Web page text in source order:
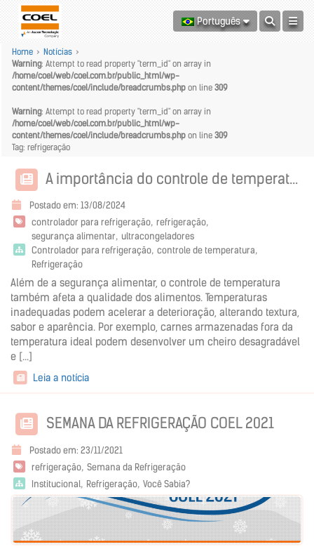
Português
Home > Notícias >
Warning: Attempt to read property "term_id" on array in
/home/coel/web/coel.com.br/public_html/wp-
content/themes/coel/include/breadcrumbs.php on line 309
Warning: Attempt to read property "term_id" on array in
/home/coel/web/coel.com.br/public_html/wp-
content/themes/coel/include/breadcrumbs.php on line 309
Tag: refrigeração
A importância do controle de temperatura
Postado em: 13/08/2024
controlador para refrigeração refrigeração
segurança alimentar ultracongeladores
Controlador para refrigeração controle de temperatura
Refrigeração
Além de a segurança alimentar, o controle de temperatura
também afeta a qualidade dos alimentos. Temperaturas
inadequadas podem acelerar a deterioração, alterando textura,
sabor e aparência. Por exemplo, carnes armazenadas fora da
temperatura ideal podem desenvolver um cheiro desagradável
e [...]
Leia a notícia
SEMANA DA REFRIGERAÇÃO COEL 2021
Postado em: 23/11/2021
refrigeração Semana da Refrigeração
Institucional Refrigeração Você Sabia?